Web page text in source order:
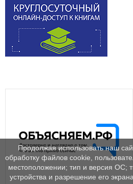
Продолжая использовать наш
обработку файлов cookie,
местоположении; тип и версия ОС;
устройства и разрешение его